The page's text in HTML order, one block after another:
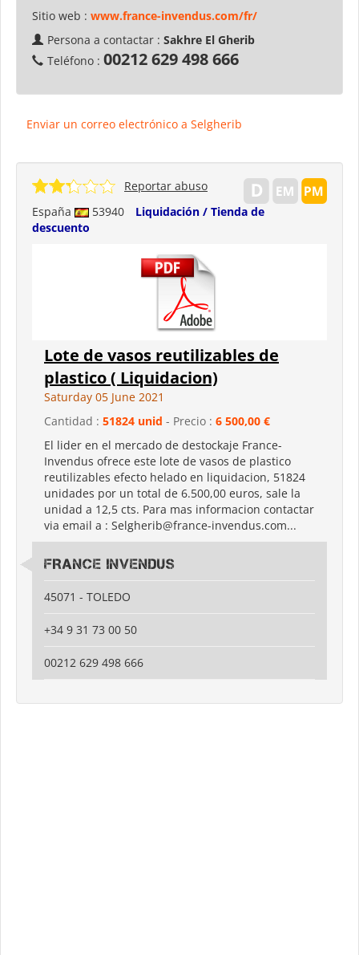
Sitio web : www.france-invendus.com/fr/
Persona a contactar : Sakhre El Gherib
Teléfono : 00212 629 498 666
Enviar un correo electrónico a Selgherib
España 53940
Liquidación / Tienda de
descuento
Reportar abuso
Lote de vasos reutilizables de
plastico ( Liquidacion)
Saturday 05 June 2021
Cantidad : 51824 unid - Precio : 6 500,00 €
El lider en el mercado de destockaje France-
Invendus ofrece este lote de vasos de plastico
reutilizables efecto helado en liquidacion, 51824
unidades por un total de 6.500,00 euros, sale la
unidad a 12,5 cts. Para mas informacion contactar
via email a : Selgherib@france-invendus.com...
FRANCE INVENDUS
45071 - TOLEDO
+34 9 31 73 00 50
00212 629 498 666